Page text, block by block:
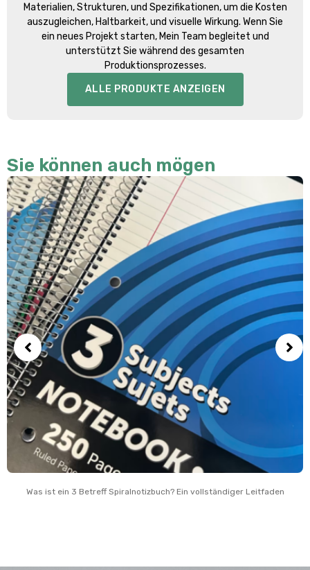
Materialien, Strukturen, und Spezifikationen, um die Kosten
auszugleichen, Haltbarkeit, und visuelle Wirkung. Wenn Sie
ein neues Projekt starten, Mein Team begleitet und
unterstützt Sie während des gesamten
Produktionsprozesses.
ALLE PRODUKTE ANZEIGEN
Sie können auch mögen
Was ist ein 3 Betreff Spiralnotizbuch? Ein vollständiger Leitfaden